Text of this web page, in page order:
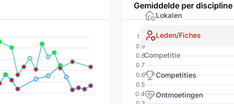
Gemiddelde per discipline
Lokalen
Leden/Fiches
Competitie
Competities
Ontmoetingen